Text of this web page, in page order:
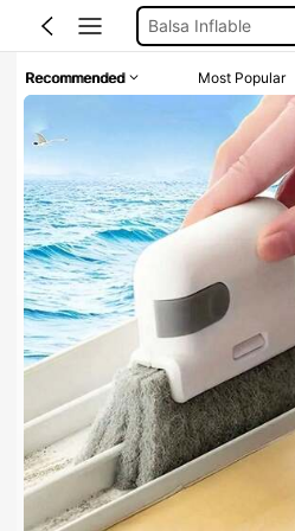
Balsa Inflable
Lanchas Acuaticas
Lancha Inflable
Recommended Most Popular